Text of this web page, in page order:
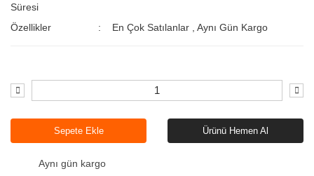
Süresi
Özellikler En Çok Satılanlar ,Aynı Gün Kargo
Sepete Ekle Ürünü Hemen Al
Aynı gün kargo